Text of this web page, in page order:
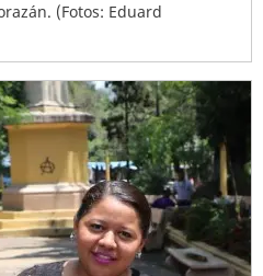
(Fotos: Eduard